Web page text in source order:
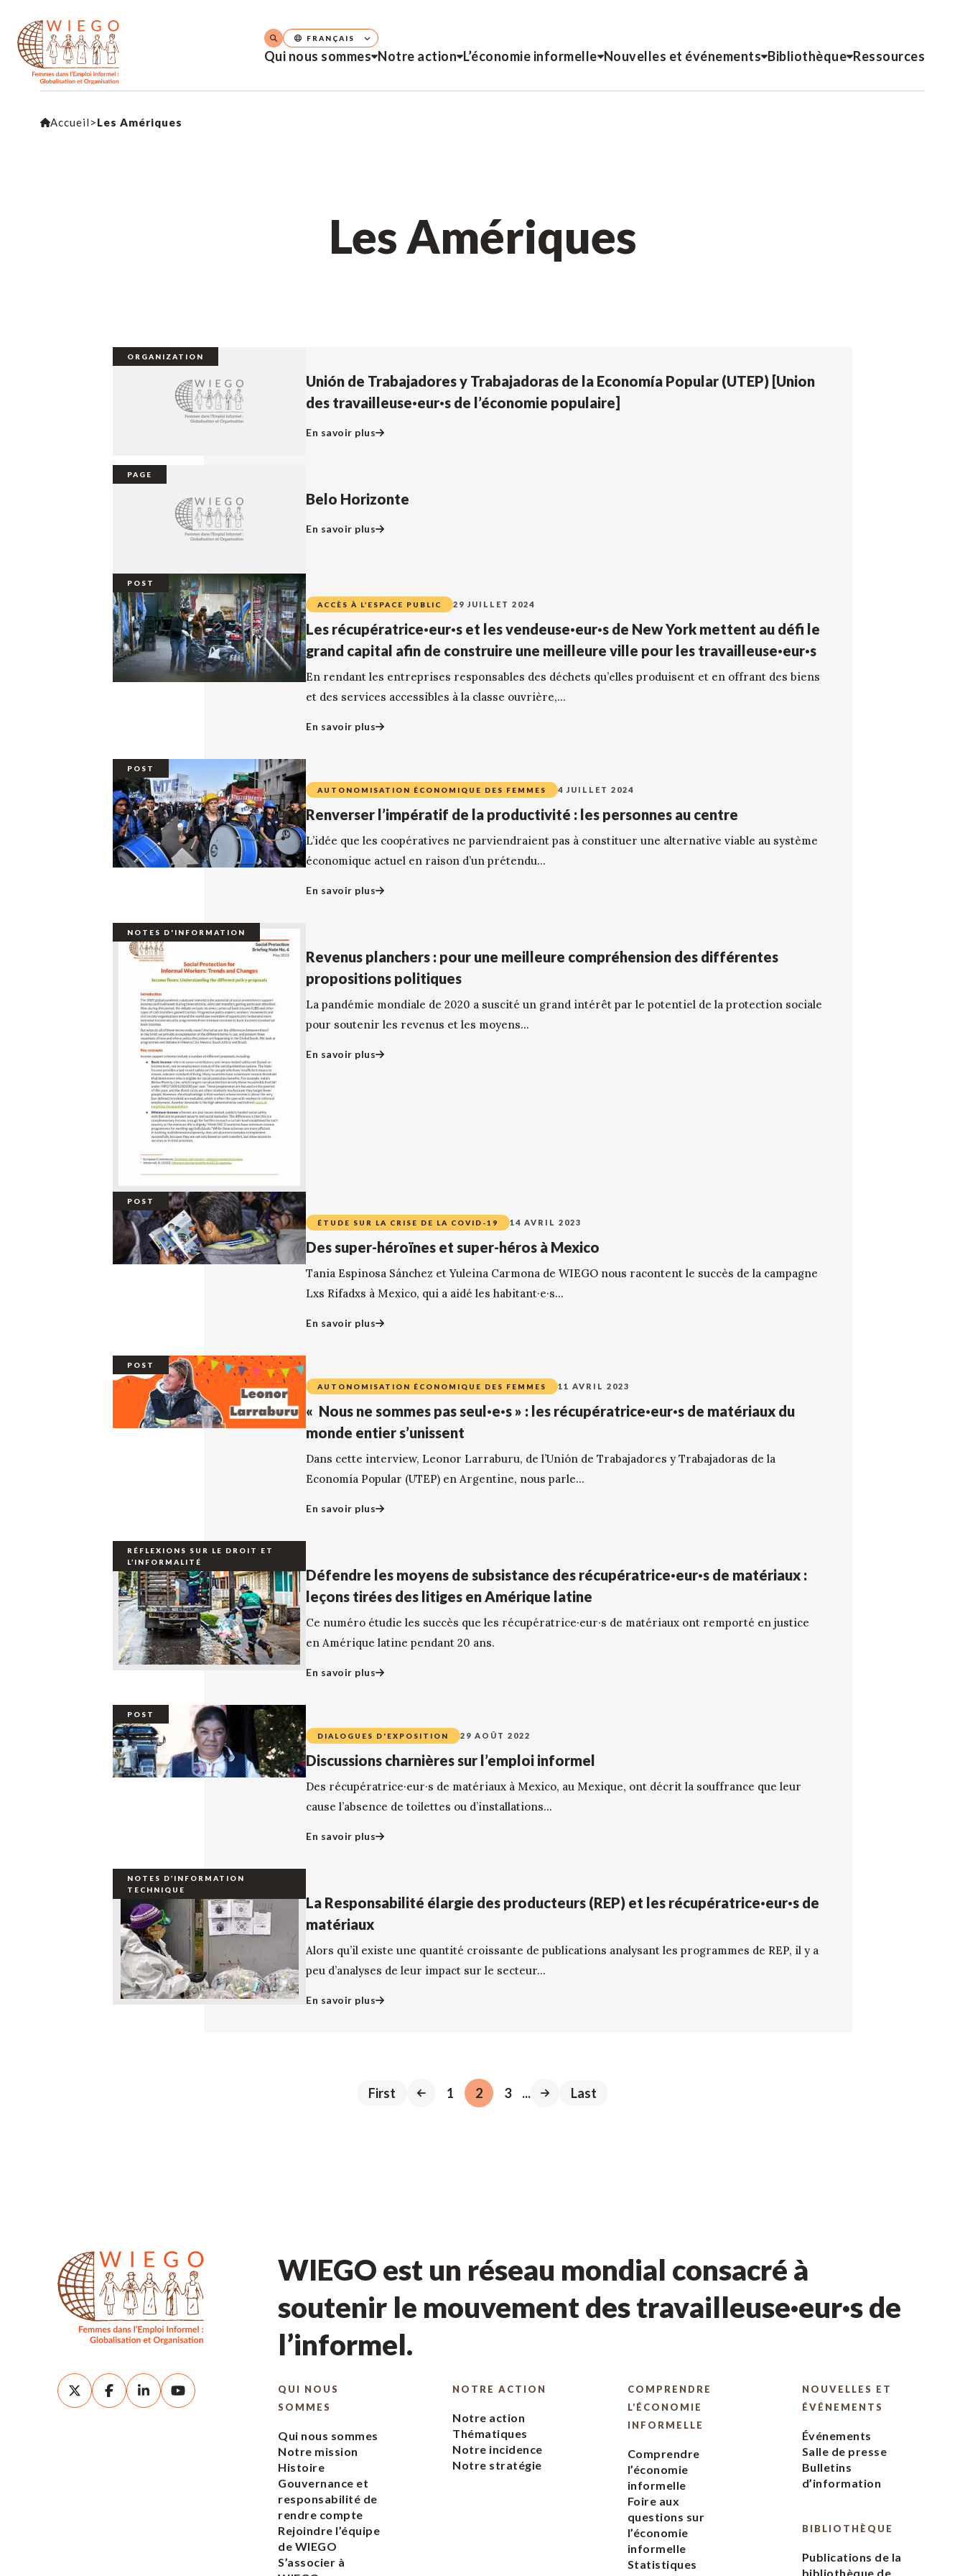
Qui nous sommes Notre action L’économie informelle Nouvelles et événements Bibliothèque Ressources
FRANÇAIS
Accueil >Les Amériques
Les Amériques
ORGANIZATION
Unión de Trabajadores y Trabajadoras de la Economía Popular (UTEP) [Union
des travailleuse·eur·s de l’économie populaire]
En savoir plus
PAGE
Belo Horizonte
En savoir plus
POST
ACCÈS À L’ESPACE PUBLIC 29 JUILLET 2024
Les récupératrice·eur·s et les vendeuse·eur·s de New York mettent au défi le
grand capital afin de construire une meilleure ville pour les travailleuse·eur·s
En rendant les entreprises responsables des déchets qu’elles produisent et en offrant des biens
et des services accessibles à la classe ouvrière,...
En savoir plus
POST
AUTONOMISATION ÉCONOMIQUE DES FEMMES 4 JUILLET 2024
Renverser l’impératif de la productivité : les personnes au centre
L’idée que les coopératives ne parviendraient pas à constituer une alternative viable au système
économique actuel en raison d’un prétendu...
En savoir plus
NOTES D'INFORMATION
Revenus planchers : pour une meilleure compréhension des différentes
propositions politiques
La pandémie mondiale de 2020 a suscité un grand intérêt par le potentiel de la protection sociale
pour soutenir les revenus et les moyens...
En savoir plus
POST
ÉTUDE SUR LA CRISE DE LA COVID-19 14 AVRIL 2023
Des super-héroïnes et super-héros à Mexico
Tania Espinosa Sánchez et Yuleina Carmona de WIEGO nous racontent le succès de la campagne
Lxs Rifadxs à Mexico, qui a aidé les habitant·e·s...
En savoir plus
POST
AUTONOMISATION ÉCONOMIQUE DES FEMMES 11 AVRIL 2023
« Nous ne sommes pas seul·e·s » : les récupératrice·eur·s de matériaux du
monde entier s’unissent
Dans cette interview, Leonor Larraburu, de l’Unión de Trabajadores y Trabajadoras de la
Economía Popular (UTEP) en Argentine, nous parle...
En savoir plus
RÉFLEXIONS SUR LE DROIT ET
L’INFORMALITÉ
Défendre les moyens de subsistance des récupératrice·eur·s de matériaux :
leçons tirées des litiges en Amérique latine
Ce numéro étudie les succès que les récupératrice·eur·s de matériaux ont remporté en justice
en Amérique latine pendant 20 ans.
En savoir plus
POST
DIALOGUES D'EXPOSITION 29 AOÛT 2022
Discussions charnières sur l’emploi informel
Des récupératrice·eur·s de matériaux à Mexico, au Mexique, ont décrit la souffrance que leur
cause l’absence de toilettes ou d’installations...
En savoir plus
NOTES D’INFORMATION
TECHNIQUE
La Responsabilité élargie des producteurs (REP) et les récupératrice·eur·s de
matériaux
Alors qu’il existe une quantité croissante de publications analysant les programmes de REP, il y a
peu d’analyses de leur impact sur le secteur...
En savoir plus
First 1 2 3 ... Last
WIEGO est un réseau mondial consacré à
soutenir le mouvement des travailleuse·eur·s de
l’informel.
QUI NOUS
SOMMES
Qui nous sommes
Notre mission
Histoire
Gouvernance et
responsabilité de
rendre compte
Rejoindre l’équipe
de WIEGO
S’associer à
NOTRE ACTION
Notre action
Thématiques
Notre incidence
Notre stratégie
COMPRENDRE
L’ÉCONOMIE
INFORMELLE
Comprendre
l’économie
informelle
Foire aux
questions sur
l’économie
informelle
Statistiques
NOUVELLES ET
ÉVÉNEMENTS
Événements
Salle de presse
Bulletins
d’information
BIBLIOTHÈQUE
Publications de la
bibliothèque de